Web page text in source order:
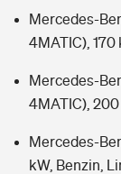
Mercedes-
4MATIC),
Mercedes-
4MATIC),
Mercedes-
kW, Benzin,